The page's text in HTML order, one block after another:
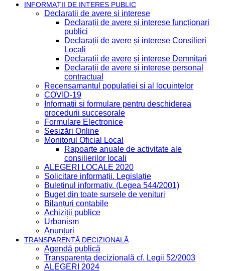
INFORMAȚII DE INTERES PUBLIC
Declaratii de avere si interese
Declarații de avere și interese funcționari
publici
Declarații de avere și interese Consilieri
Locali
Declarații de avere și interese Demnitari
Declarații de avere și interese personal
contractual
Recensamantul populatiei si al locuintelor
COVID-19
Informatii si formulare pentru deschiderea
procedurii succesorale
Formulare Electronice
Sesizări Online
Monitorul Oficial Local
Rapoarte anuale de activitate ale
consilierilor locali
ALEGERI LOCALE 2020
Solicitare informații. Legislație
Buletinul informativ. (Legea 544/2001)
Buget din toate sursele de venituri
Bilanțuri contabile
Achiziții publice
Urbanism
Anunțuri
TRANSPARENȚĂ DECIZIONALĂ
Agendă publică
Transparența decizională cf. Legii 52/2003
ALEGERI 2024